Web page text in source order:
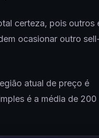
certeza, pois outros
ocasionar outro
atual de preço é
é a média de 200